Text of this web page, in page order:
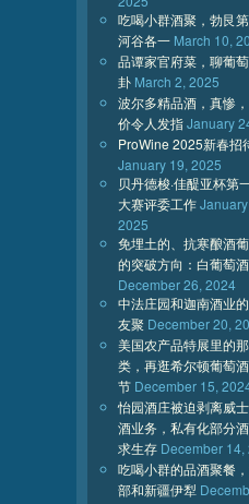
吃喝小群酒聚，勃艮
河谷各一 March 10,
品谭家官府菜，聊葡
卦 March 2, 2025
波尔多精品酒，真惨
价令人发指January
ProWine 2025新春招
January 19, 2025
贝丹德梭·佳醍亚杯第
大赛评委工作
2025
免埋土的、抗寒酿酒
的突破方向：白葡萄
December 26, 2024
中法庄园和迦南酒业
友聚 December 20,
美国农产品特展里的
类，再逛希尔顿葡萄
节 December 15,
怡园酒庄被迫剥离威
酒业务，私有化部分
求生存 December 14,
吃喝小群的品酒聚餐
部和新疆伊犁